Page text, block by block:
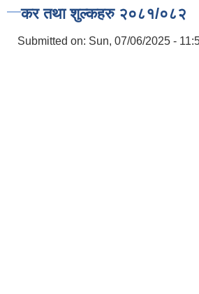
कर तथा शुल्कहरु २०८१/०८२
Submitted on: Sun, 07/06/2025 -